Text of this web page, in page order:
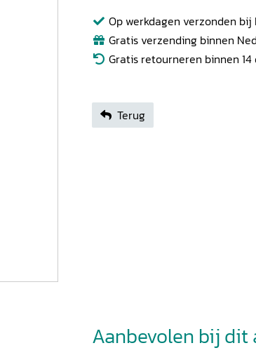
Op werkdagen verzonden
Gratis verzending binnen
Gratis retourneren binnen 14
Terug
Aanbevolen bij dit